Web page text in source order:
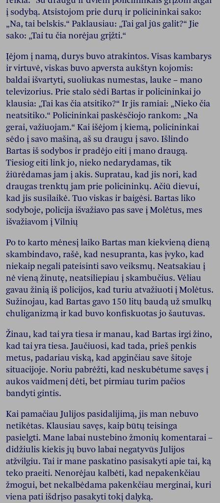
į sodybą. Atsistojom prie durų ir policininkai sako:
„Na, tai belskis.“ Paklausiau: „Tai gal jūs galit?“ Jie
sako: „Tai tu čia norėjau grįžti.“
Įėjom į namą, durys buvo atrakintos. Visas kambarys
ir virtuvė, viskas buvo apversta aukštyn kojomis:
baldai išvartyti, suoliukas numestas, lauke – mano
televizorius. Prie stalo sėdi Bartas ir policininkai jo
klausia: „Tai kas čia atsitiko?“ Ir jis ramiai: „Nieko čia
neatsitiko.“ Policininkai paskėsčiojo rankom: „Na
gerai, važiuojam.“ Kai išėjom į kiemą, policininkai
sėdo į savo mašiną, aš su draugu į savo. Išlindo
Bartas iš sodybos ir pradėjo eiti į mano draugą.
Tiesiog eiti link jo, nieko nedarydamas, tik
žiūrėdamas jam į akis. Supratau, kad jis nori, kad
draugas trenktų jam prie policininkų. Ačiū dievui,
kad jis susilaikė. Tuo viskas ir baigėsi. Bartas liko
sodyboje, policija išvažiavo pas save į Molėtus, mes
išvažiavom į Vilnių
Po to karto mėnesį laiko Bartas man kiekvieną dieną
skambindavo, rašė, kad nesupranta, kas įvyko, kad
niekaip negali pateisinti savo veiksmų. Neatsakiau į
nė vieną žinutę, neatsiliepiau į skambučius. Vėliau
gavau žinią iš policijos, kad turiu atvažiuoti į Molėtus.
Sužinojau, kad Bartas gavo 150 litų baudą už smulkų
chuliganizmą ir kad buvo konfiskuotas jo šautuvas.
Žinau, kad tai yra tiesa ir manau, kad Bartas irgi žino,
kad tai yra tiesa. Jaučiuosi, kad tada, prieš penkis
metus, padariau viską, kad apginčiau save šitoje
situacijoje. Noriu pabrėžti, kad neskubėtume savęs į
aukos vaidmenį dėti, bet pirmiau turim pačios
bandyti gintis.
Kai pamačiau Julijos pasidalijimą, jis man nebuvo
netikėtas. Klausiau savęs, kaip būtų teisinga
pasielgti. Mane labai nustebino žmonių komentarai –
didžiulis kiekis jų buvo labai negatyvūs Julijos
atžvilgiu. Tai ir mane paskatino pasisakyti apie tai, ką
teko praeiti. Nenorėjau kalbėti, kad nepakenkčiau
žmogui, bet nekalbėdama pakenkčiau merginai, kuri
viena pati išdrįso pasakyti tokį dalyką.